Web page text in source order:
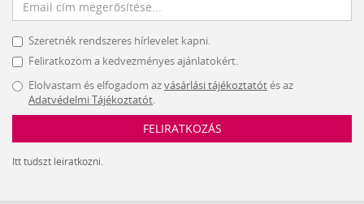
Szeretnék rendszeres hírlevelet kapni.
Feliratkozom a kedvezményes ajánlatokért.
Elolvastam és elfogadom azvásárlási tájékoztatótés az
Adatvédelmi Tájékoztatót.
FELIRATKOZÁS
Itt tudszt leiratkozni.